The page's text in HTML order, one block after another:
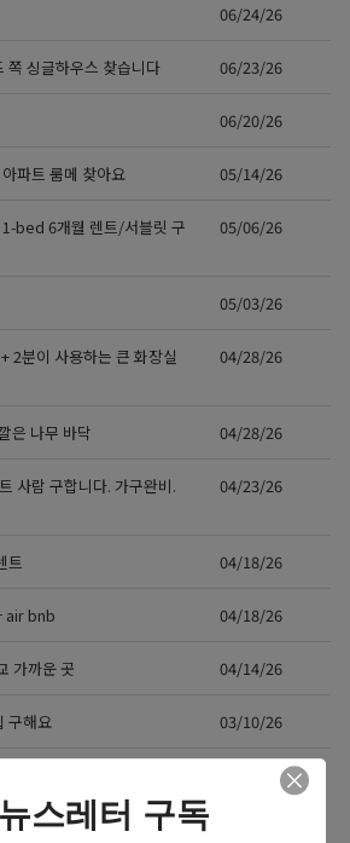
06/24/26
쪽 싱글하우스 찾습니다 06/23/26
06/20/26
파트 룸메 찾아요 05/14/26
bed 6개월 렌트/서블릿 구
05/06/26
05/03/26
2분이 사용하는 큰 화장실
04/28/26
은 나무 바닥 04/28/26
사람 구합니다. 가구완비.
04/23/26
트 04/18/26
air bnb 04/18/26
가까운 곳 04/14/26
구해요 03/10/26
스레터 구독